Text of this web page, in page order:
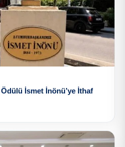
İsmet İnönü’ye İthaf